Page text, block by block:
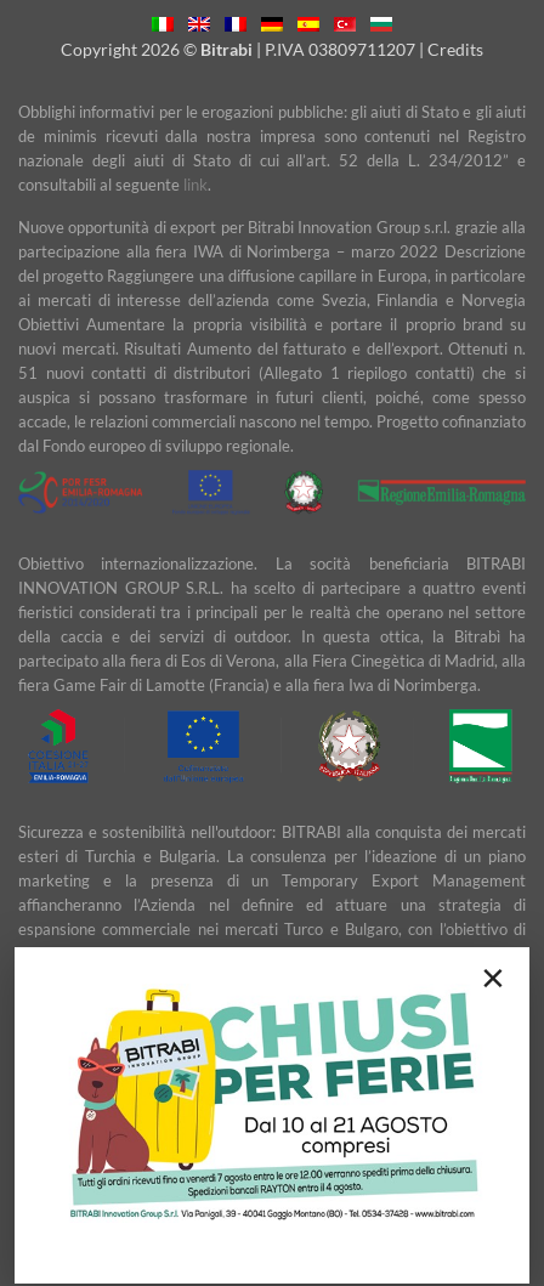
Delivery
Copyright 2026 © Bitrabi | P.IVA 03809711207 | Credits
×
Obblighi informativi per le erogazioni pubbliche: gli aiuti di Stato e gli aiuti
de minimis ricevuti dalla nostra impresa sono contenuti nel Registro
nazionale degli aiuti di Stato di cui all’art. 52 della L. 234/2012” e
consultabili al seguente link.
Nuove opportunità di export per Bitrabi Innovation Group s.r.l. grazie alla
partecipazione alla fiera IWA di Norimberga – marzo 2022 Descrizione
del progetto Raggiungere una diffusione capillare in Europa, in particolare
ai mercati di interesse dell’azienda come Svezia, Finlandia e Norvegia
Obiettivi Aumentare la propria visibilità e portare il proprio brand su
nuovi mercati. Risultati Aumento del fatturato e dell’export. Ottenuti n.
51 nuovi contatti di distributori (Allegato 1 riepilogo contatti) che si
auspica si possano trasformare in futuri clienti, poiché, come spesso
accade, le relazioni commerciali nascono nel tempo. Progetto cofinanziato
dal Fondo europeo di sviluppo regionale.
Obiettivo internazionalizzazione. La socità beneficiaria BITRABI
INNOVATION GROUP S.R.L. ha scelto di partecipare a quattro eventi
fieristici considerati tra i principali per le realtà che operano nel settore
della caccia e dei servizi di outdoor. In questa ottica, la Bitrabì ha
partecipato alla fiera di Eos di Verona, alla Fiera Cinegètica di Madrid, alla
fiera Game Fair di Lamotte (Francia) e alla fiera Iwa di Norimberga.
Sicurezza e sostenibilità nell'outdoor: BITRABI alla conquista dei mercati
esteri di Turchia e Bulgaria. La consulenza per l’ideazione di un piano
marketing e la presenza di un Temporary Export Management
affiancheranno l’Azienda nel definire ed attuare una strategia di
espansione commerciale nei mercati Turco e Bulgaro, con l’obiettivo di
garantire uno sviluppo stabile e duraturo.